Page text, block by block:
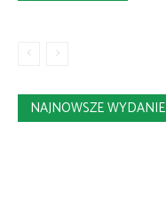
NAJNOWSZE WYDANIE